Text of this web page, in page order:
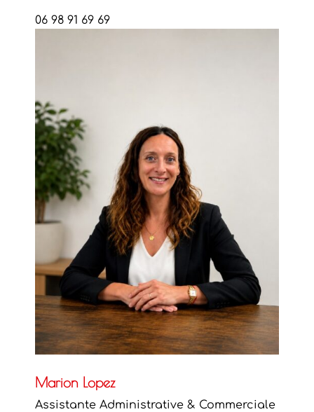
06 98 91 69 69
Marion Lopez
Assistante Administrative & Commerciale